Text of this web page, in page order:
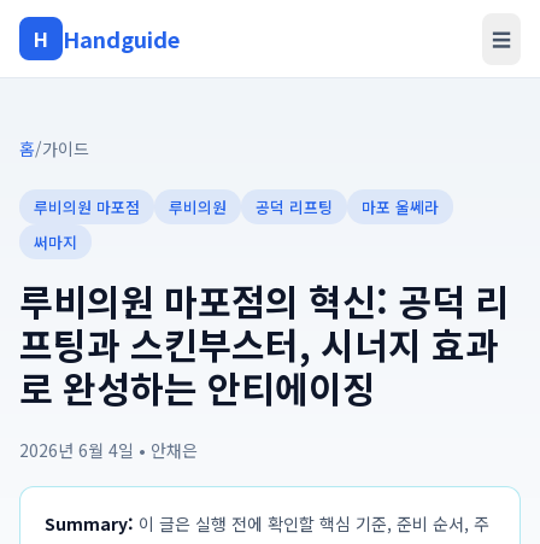
H Handguide ☰
홈/가이드
루비의원 마포점 루비의원 공덕 리프팅
마포 울쎄라
써마지
루비의원 마포점의 혁신: 공덕 리
프팅과 스킨부스터, 시너지 효과
로 완성하는 안티에이징
2026년 6월 4일 • 안채은
Summary: 이 글은 실행 전에 확인할 핵심 기준, 준비 순서, 주